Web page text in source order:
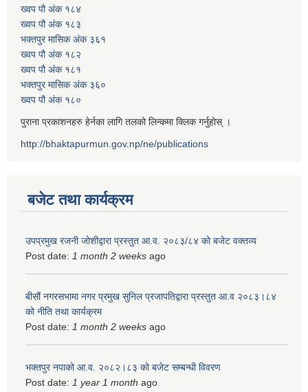
ख्वप पौ अंक १८४
ख्वप पौ अंक १८३
भक्तपुर मासिक अंक ३६१
ख्वप पौ अंक १८२
ख्वप पौ अंक १८१
भक्तपुर मासिक अंक ३६०
ख्वप पौ अंक १८०
पुराना प्रकाशनहरु हेर्नका लागि तलको लिन्कमा क्लिक गर्नुहोस् ।
http://bhaktapurmun.gov.np/ne/publications
बजेट तथा कार्यक्रम
उपप्रमुख रजनी जोशीद्वारा प्रस्तुत आ.व. २०८३/८४ को बजेट वक्तव्य
Post date: 1 month 2 weeks ago
बीसौं नगरसभामा नगर प्रमुख सुनिल प्रजापतिद्वारा प्रस्तुत आ.व‍ २०८३।८४
को नीति तथा कार्यक्रम
Post date: 1 month 2 weeks ago
भक्तपुर नपाको आ.व. २०८२।८३ को बजेट सम्बन्धी विवरण
Post date: 1 year 1 month ago